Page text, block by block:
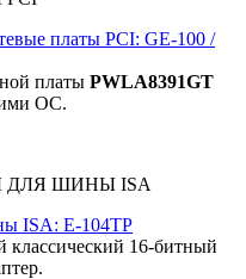
платы PCI: GE-100 /
платы PWLA8391GT
ОС.
ДЛЯ ШИНЫ ISA
ISA: E-104TP
классический 16-битный